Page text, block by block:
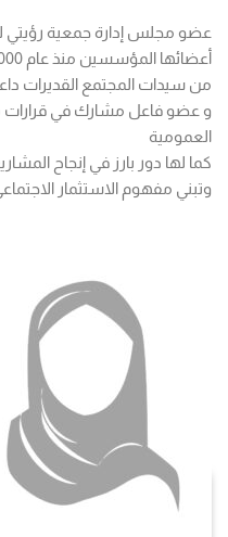
أعضائها المؤسسين منذ عام 2000
و عضو فاعل مشارك في قرارات
العمومية
كما لها دور بارز في إنجاح
وتبني مفهوم الاستثمار